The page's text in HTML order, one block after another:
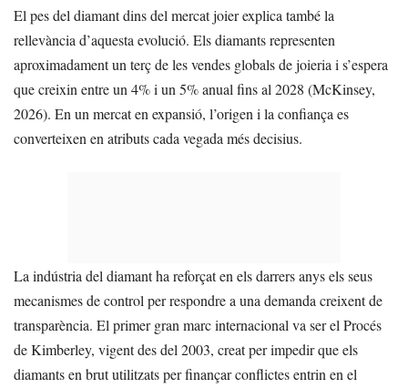
El pes del diamant dins del mercat joier explica també la
rellevància d’aquesta evolució. Els diamants representen
aproximadament un terç de les vendes globals de joieria i s’espera
que creixin entre un 4% i un 5% anual fins al 2028 (McKinsey,
2026). En un mercat en expansió, l’origen i la confiança es
converteixen en atributs cada vegada més decisius.
La indústria del diamant ha reforçat en els darrers anys els seus
mecanismes de control per respondre a una demanda creixent de
transparència. El primer gran marc internacional va ser el Procés
de Kimberley, vigent des del 2003, creat per impedir que els
diamants en brut utilitzats per finançar conflictes entrin en el